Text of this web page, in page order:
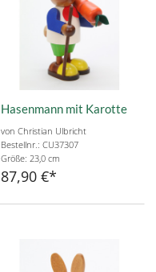
Hasenmann mit Karotte
von Christian Ulbricht
Bestellnr.: CU37307
Größe: 23,0 cm
87,90 €